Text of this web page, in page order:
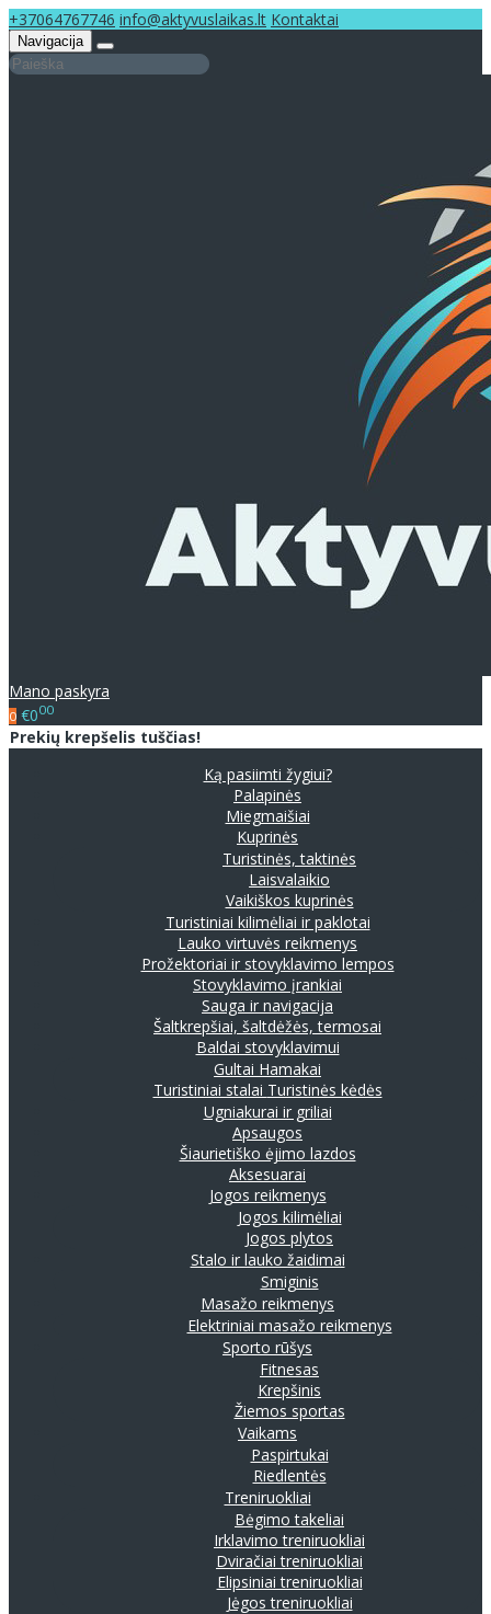
+37064767746 info@aktyvuslaikas.lt Kontaktai
Navigacija
Mano paskyra
0 €000
Prekių krepšelis tuščias!
Ką pasiimti žygiui?
Palapinės
Miegmaišiai
Kuprinės
Turistinės, taktinės
Laisvalaikio
Vaikiškos kuprinės
Turistiniai kilimėliai ir paklotai
Lauko virtuvės reikmenys
Prožektoriai ir stovyklavimo lempos
Stovyklavimo įrankiai
Sauga ir navigacija
Šaltkrepšiai, šaltdėžės, termosai
Baldai stovyklavimui
Gultai Hamakai
Turistiniai stalai Turistinės kėdės
Ugniakurai ir griliai
Apsaugos
Šiaurietiško ėjimo lazdos
Aksesuarai
Jogos reikmenys
Jogos kilimėliai
Jogos plytos
Stalo ir lauko žaidimai
Smiginis
Masažo reikmenys
Elektriniai masažo reikmenys
Sporto rūšys
Fitnesas
Krepšinis
Žiemos sportas
Vaikams
Paspirtukai
Riedlentės
Treniruokliai
Bėgimo takeliai
Irklavimo treniruokliai
Dviračiai treniruokliai
Elipsiniai treniruokliai
Jėgos treniruokliai